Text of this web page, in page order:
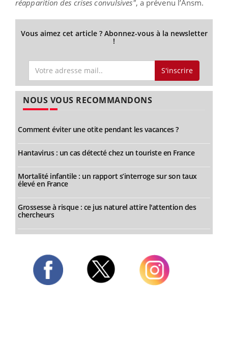
réapparition des crises convulsives", a prévenu l’Ansm.
Vous aimez cet article ? Abonnez-vous à la newsletter
!
S'inscrire
NOUS VOUS RECOMMANDONS
Comment éviter une otite pendant les vacances ?
Hantavirus : un cas détecté chez un touriste en France
Mortalité infantile : un rapport s’interroge sur son taux
élevé en France
Grossesse à risque : ce jus naturel attire l'attention des
chercheurs